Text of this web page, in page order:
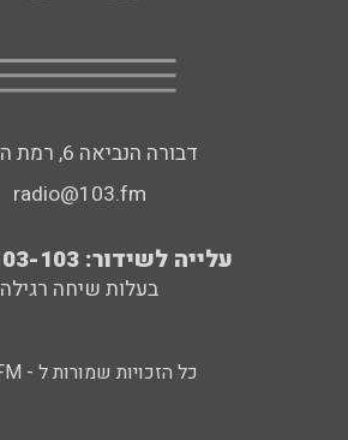
דבורה הנביאה 6, רמת השרון
radio@103.fm
עלייה לשידור: 0552-103-103
בעלות שיחה רגילה
כל הזכויות שמורות ל - 103FM